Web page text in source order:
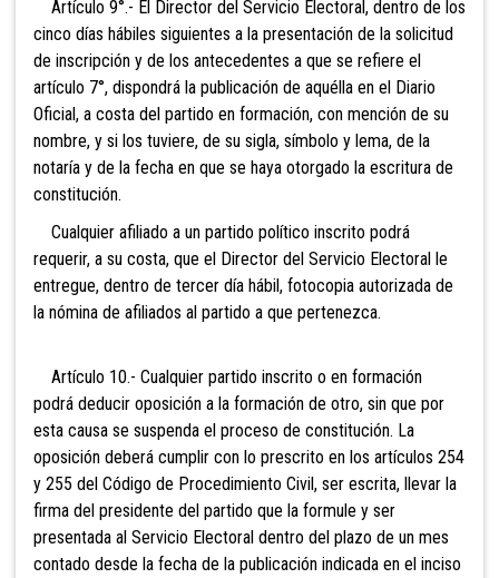
Artículo 9°.- El Director del Servicio Electoral, dentro de los
cinco días hábiles siguientes a la presentación de la solicitud
de inscripción y de los antecedentes a que se refiere el
artículo 7°, dispondrá la publicación de aquélla en el Diario
Oficial, a costa del partido en formación, con mención de su
nombre, y si los tuviere, de su sigla, símbolo y lema, de la
notaría y de la fecha en que se haya otorgado la escritura de
constitución.
Cualquier afiliado a un partido político inscrito podrá
requerir, a su costa, que el Director del Servicio Electoral le
entregue, dentro de tercer día hábil, fotocopia autorizada de
la nómina de afiliados al partido a que pertenezca.
Artículo 10.- Cualquier partido inscrito o en formación
podrá deducir oposición a la formación de otro, sin que por
esta causa se suspenda el proceso de constitución. La
oposición deberá cumplir con lo prescrito en los artículos 254
y 255 del Código de Procedimiento Civil, ser escrita, llevar la
firma del presidente del partido que la formule y ser
presentada al Servicio Electoral dentro del plazo de un mes
contado desde la fecha de la publicación indicada en el inciso